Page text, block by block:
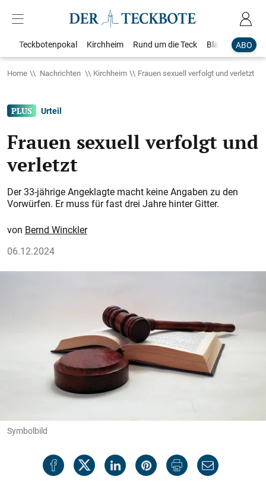
ABO
Teckbotenpokal Kirchheim Rund um die Teck Blaulicht
Home Nachrichten Kirchheim Frauen sexuell verfolgt und verletzt
Urteil
Frauen sexuell verfolgt und
verletzt
Der 33-jährige Angeklagte macht keine Angaben zu den
Vorwürfen. Er muss für fast drei Jahre hinter Gitter.
Bernd Winckler
06.12.2024
Symbolbild